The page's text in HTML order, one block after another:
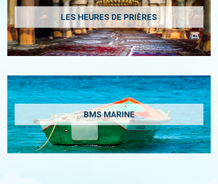
LES HEURES DE PRIÈRES
BMS MARINE